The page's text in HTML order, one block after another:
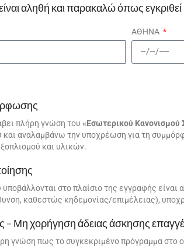
αληθή και παρακαλώ όπως
ΑΘΗΝΑ
πλήρη γνώση του «Εσωτερικού Κανονισμού
αναλαμβάνω την υποχρέωση για τη
και υλικών.
στο πλαίσιο της εγγραφής
καθεστώς κηδεμονίας/επιμέλειας),
– Μη χορήγηση άδειας άσκησης
πως το συγκεκριμένο πρόγραμμα στο